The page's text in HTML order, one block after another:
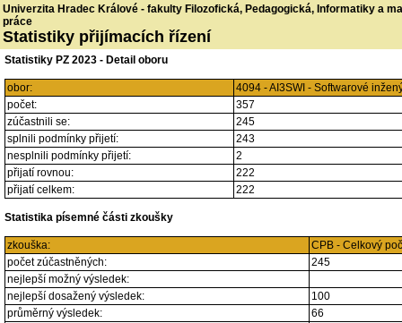
Univerzita Hradec Králové - fakulty Filozofická, Pedagogická, Informatiky a
práce
Statistiky přijímacích řízení
Statistiky PZ 2023 - Detail oboru
obor:
4094 - AI3SWI - Softwarové
počet:
357
zúčastnili se:
245
splnili podmínky přijetí:
243
nesplnili podmínky přijetí:
2
přijatí rovnou:
222
přijatí celkem:
222
Statistika písemné části zkoušky
zkouška:
CPB - Celkový
počet zúčastněných:
245
nejlepší možný výsledek:
nejlepší dosažený výsledek:
100
průměrný výsledek:
66